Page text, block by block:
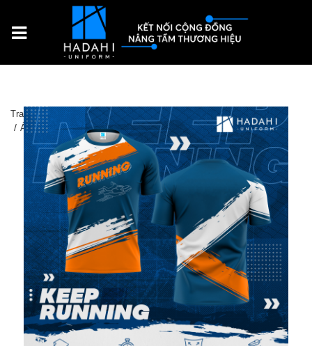
Trang chủ Sản Phẩm
Đồng phục thể thao
Áo Thun Thể Thao Đồng Phục Keep Running 009